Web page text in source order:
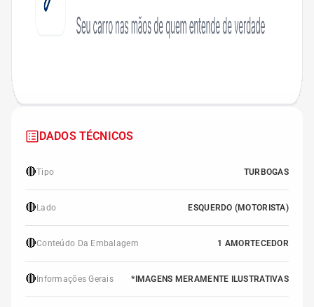
DADOS TÉCNICOS
🔴Tipo TURBOGAS
🔴 Lado ESQUERDO (MOTORISTA)
🔴Conteúdo Da Embalagem 1 AMORTECEDOR
🔴 Informações Gerais *IMAGENS MERAMENTE ILUSTRATIVAS